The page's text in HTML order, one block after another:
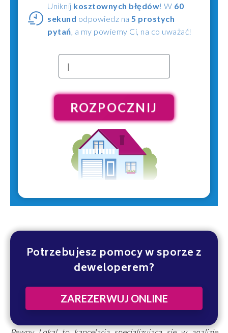
Uniknij kosztownych błędów! W 60
sekund odpowiedz na 5 prostych
pytań , a my powiemy Ci, na co uważać!
ROZPOCZNIJ
Potrzebujesz pomocy w sporze z
deweloperem?
ZAREZERWUJ ONLINE